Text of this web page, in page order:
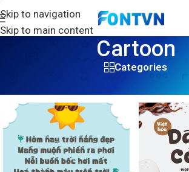
Skip to navigation
Skip to main content
Cartoon
Categories